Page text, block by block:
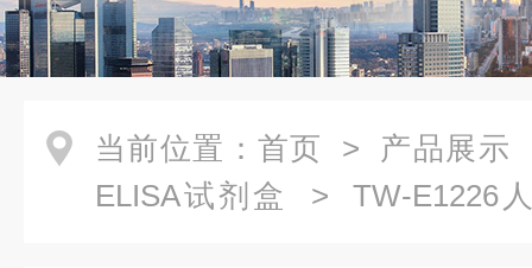
当前位置： 首页 > 产品展示
ELISA试剂盒
> TW-E1226